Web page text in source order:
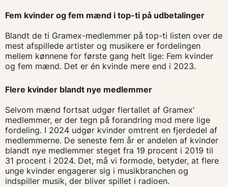
Fem kvinder og fem mænd i top-ti på udbetalinger
Blandt de ti Gramex-medlemmer på top-ti listen over de
mest afspillede artister og musikere er fordelingen
mellem kønnene for første gang helt lige: Fem kvinder
og fem mænd. Det er én kvinde mere end i 2023.
Flere kvinder blandt nye medlemmer
Selvom mænd fortsat udgør flertallet af Gramex’
medlemmer, er der tegn på forandring mod mere lige
fordeling. I 2024 udgør kvinder omtrent en fjerdedel af
medlemmerne. De seneste fem år er andelen af kvinder
blandt nye medlemmer steget fra 19 procent i 2019 til
31 procent i 2024. Det, må vi formode, betyder, at flere
unge kvinder engagerer sig i musikbranchen og
indspiller musik, der bliver spillet i radioen.